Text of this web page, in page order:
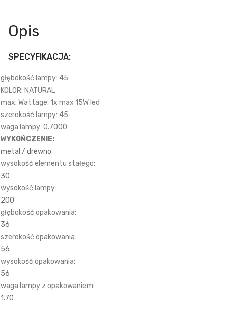
Opis
SPECYFIKACJA:
głębokość lampy: 45
KOLOR: NATURAL
max. Wattage: 1x max 15W led
szerokość lampy: 45
waga lampy: 0.7000
WYKOŃCZENIE:
metal / drewno
wysokość elementu stałego:
30
wysokość lampy:
200
głębokość opakowania:
36
szerokość opakowania:
56
wysokość opakowania:
56
waga lampy z opakowaniem:
1.70